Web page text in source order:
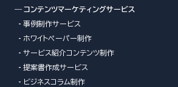
― コンテンツマーケティングサービス
- 事例制作サービス
- ホワイトペーパー制作
- サービス紹介コンテンツ制作
- 提案書作成サービス
- ビジネスコラム制作